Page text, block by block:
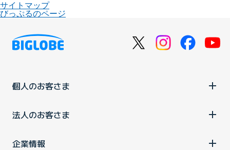
サイトマップ
びっぷるのページ
個人のお客さま
法人のお客さま
企業情報